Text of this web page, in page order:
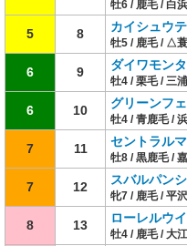
牡6 / 鹿毛 / 白
5 8 カイシュウ
牡5 / 鹿毛 / △
6 9 ダイワモン
牡4 / 栗毛 / 三
6 10 グリーンフ
牡4 / 青鹿毛 /
7 11 セントラル
牡8 / 黒鹿毛 /
7 12 スバルパン
牝7 / 鹿毛 / 平
8 13 ローレルウ
牡4 / 鹿毛 / 大